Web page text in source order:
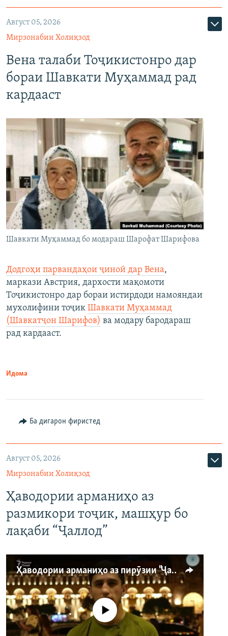
Август 05, 2026
Мирзонабии Холиқзод
Вена талаби Тоҷикистонро дар
бораи Шавкати Муҳаммад рад
кардааст
Шавкати Муҳаммад бо модараш Шарофат Шарифова
Додгоҳи парвандаҳои ҷиноӣ дар Вена,
маркази Австрия, дархости мақомоти
Тоҷикистонро дар бораи истирдоди намояндаи
мухолифини тоҷик Шавкати Муҳаммад
(Шавкатҷон Шарифов) ва модару бародараш
рад кардааст.
Идома
Ба дигарон фиристед
Август 05, 2026
Мирзонабии Холиқзод
Ҳаводории арманиҳо аз
размикори тоҷик, машҳур бо
лақаби “Ҷаллод”
Ҳаводории арманиҳо аз пирӯзии "Ҷаллод"-и тоҷик
Феълан кор намекунад